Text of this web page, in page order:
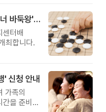
제3회 서초구 아버지센터배 '매너 바둑왕' 대회
터배
최합니다.
' 신청 안내
가족의
을 준비해